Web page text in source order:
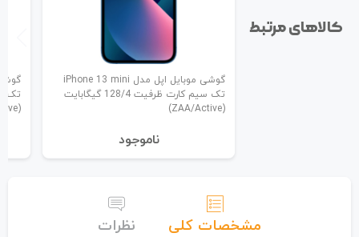
کالاهای مرتبط
گوشی موبایل اپل مدل iPhone 13 mini
تک سیم کارت ظرفیت 128/4 گیگابایت
(ZAA/Active)
نا‌موجود
(ZAA/Active)
مشخصات کلی
نظرات